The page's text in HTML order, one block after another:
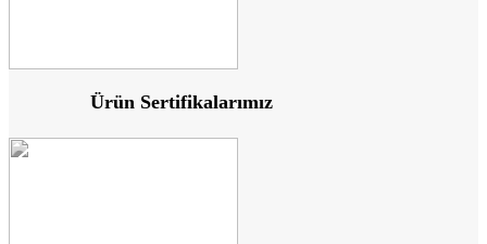
Ürün Sertifikalarımız